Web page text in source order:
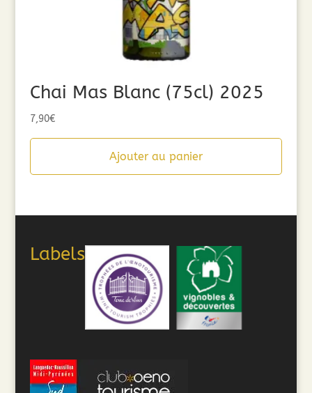
Chai Mas Blanc (75cl) 2025
7,90€
Ajouter au panier
Labels